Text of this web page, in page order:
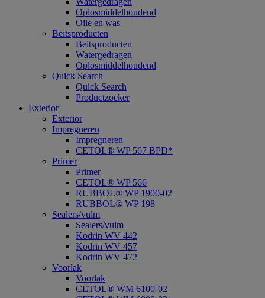
Oplosmiddelhoudend
Olie en was
Beitsproducten
Beitsproducten
Watergedragen
Oplosmiddelhoudend
Quick Search
Quick Search
Productzoeker
Exterior
Exterior
Impregneren
Impregneren
CETOL® WP 567 BPD*
Primer
Primer
CETOL® WP 566
RUBBOL® WP 1900-02
RUBBOL® WP 198
Sealers/vulm
Sealers/vulm
Kodrin WV 442
Kodrin WV 457
Kodrin WV 472
Voorlak
Voorlak
CETOL® WM 6100-02